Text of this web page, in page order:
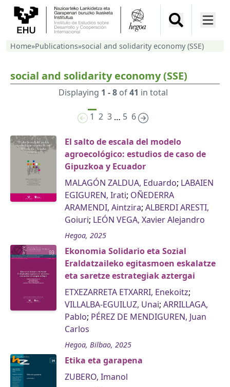
Home»Publications»social and solidarity economy (SSE)
social and solidarity economy (SSE)
Displaying 1 - 8of41 in total
1 2 3 … 5 6
El salto de escala del modelo
agroecológico: estudios de caso de
Gipuzkoa y Ecuador
MALAGÓN ZALDUA, Eduardo; LABAIEN
EGIGUREN, Irati; OÑEDERRA
ARAMENDI, Aintzira; ALBERDI ARESTI,
Goiuri; LEÓN VEGA, Xavier Alejandro
Hegoa, 2025
Ekonomia Solidario eta Sozial
Eraldatzaileko egitasmoen eskalatze
eta saretze estrategiak aztergai
ETXEZARRETA ETXARRI, Enekoitz;
VILLALBA-EGUILUZ, Unai; ARRILLAGA,
Pablo; PÉREZ DE MENDIGUREN, Juan
Carlos
Hegoa, Bilbao, 2025
Etika eta garapena
ZUBERO, Imanol